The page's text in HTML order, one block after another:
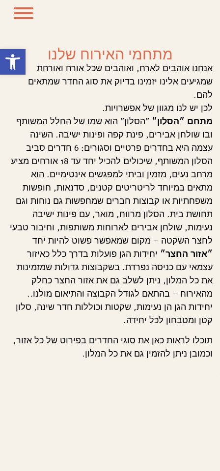
מתחמי האירוח שלנו
אנחנו אוהבים לארח, ואוהבים שכל אורח ואורחת
שמגיעים אלינו יזמינו בדיוק את סוג החדר שמתאים
להם.
לכן יש לנו מגוון של אפשרויות.
מתחם ״הסלון״ "הסלון" הוא שמו של החלל המשותף
ובו שולחן אבירים, פינת קפה ופינות ישיבה. השינה
עצמה היא בחדרים פרטיים וסגורים: 6 חדרים סביב
הסלון המשותף, שיכולים להכיל יחד עד 18 אורחים מציע
מרחב נעים, מזמין וביתי למפגשים אינטימיים. הוא
מתאים במיוחד לריטריטים קטנים, סדנאות, חופשות
משפחתיות או קבוצות חברים שמחפשות גם נוחות וגם
תחושת בית. הסלון מרווח, מואר, עם פינות ישיבה
נעימות, שולחן אבירים לארוחות משותפות, וחיבור טבעי
לחצר השקטה – מקום שמאפשר פשוט להיות יחד
״אזור החצר״ יחידות הגן פועלות בדרך כלל כאיזור
עצמאי עם כניסה נפרדת. בשקבוצות גדולות שמזמינות
את כל המלון, ניתן לשלב גם את אזור החצר כחלק
מהאירוח – בהתאם לגודל הקבוצה והתיאום מולנו..
יחידות הגן הן נעימות, שקטות וכוללות חדר שינה, סלון
קטן ומטבחון לכל יחידה.
תוכלו לראות כאן את סוגי החדרים בפירוט של כל אזור,
וכמובן ניתן להזמין גם את כל המלון.
פתח